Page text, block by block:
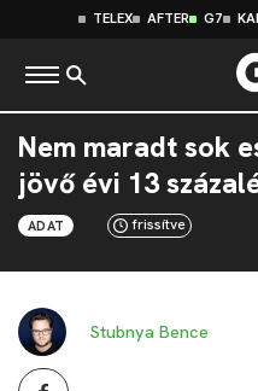
TELEX AFTER G7
Nem maradt sok
jövő évi 13
ADAT frissítve
Stubnya Bence